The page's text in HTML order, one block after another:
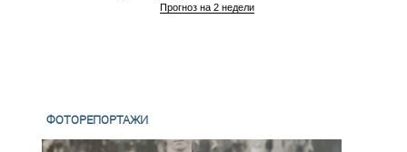
Прогноз на 2 недели
ФОТОРЕПОРТАЖИ